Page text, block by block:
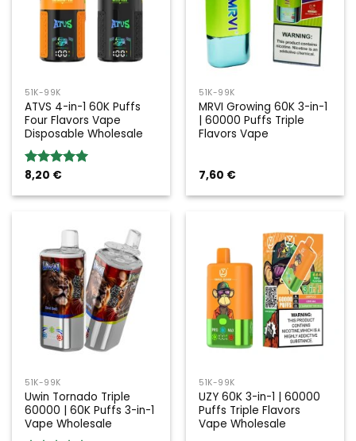
51K-99K
ATVS 4-in-1 60K Puffs
Four Flavors Vape
Disposable Wholesale
Rated5.00
8,20 €
51K-99K
MRVI Growing 60K 3-in-1
| 60000 Puffs Triple
Flavors Vape
7,60 €
51K-99K
Uwin Tornado Triple
60000 | 60K Puffs 3-in-1
Vape Wholesale
51K-99K
UZY 60K 3-in-1 | 60000
Puffs Triple Flavors
Vape Wholesale